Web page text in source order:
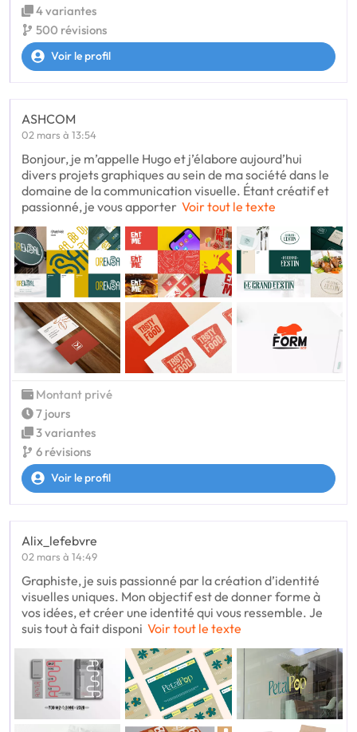
4 variantes
500 révisions
Voir le profil
ASHCOM
02 mars à 13:54
Bonjour, je m’appelle Hugo et j’élabore aujourd’hui
divers projets graphiques au sein de ma société dans le
domaine de la communication visuelle. Étant créatif et
passionné, je vous apporter Voir tout le texte
Montant privé
7 jours
3 variantes
6 révisions
Voir le profil
Alix_lefebvre
02 mars à 14:49
Graphiste, je suis passionné par la création d’identité
visuelles uniques. Mon objectif est de donner forme à
vos idées, et créer une identité qui vous ressemble. Je
suis tout à fait disponi Voir tout le texte